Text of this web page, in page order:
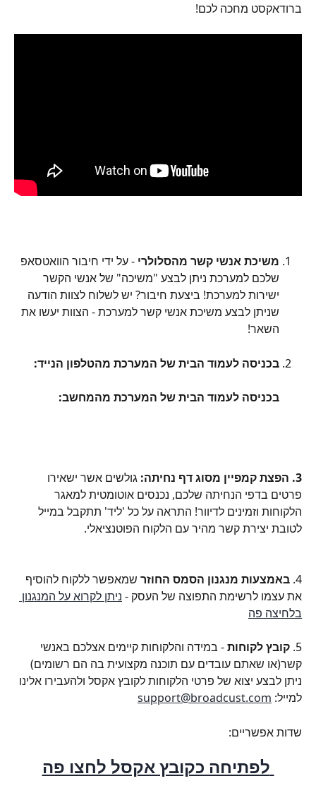
ברודאקסט מחכה לכם!
משיכת אנשי קשר מהסלולרי - על ידי חיבור הוואטסאפ
שלכם למערכת ניתן לבצע "משיכה" של אנשי הקשר
ישירות למערכת! ביצעת חיבור? יש לשלוח לצוות הודעה
שניתן לבצע משיכת אנשי קשר למערכת - הצוות יעשו את
השאר!
בכניסה לעמוד הבית של המערכת מהטלפון הנייד:
בכניסה לעמוד הבית של המערכת מהמחשב:
3. הפצת קמפיין מסוג דף נחיתה:
גולשים אשר ישאירו
פרטים בדפי הנחיתה שלכם, נכנסים אוטומטית למאגר
הלקוחות וזמינים לדיוור! התראה על כל 'ליד' תתקבל במייל
לטובת יצירת קשר מהיר עם הלקוח הפוטנציאלי.
4. באמצעות מנגנון הסמס החוזר שמאפשר ללקוח להוסיף
את עצמו לרשימת התפוצה של העסק - ניתן לקרוא על המנגנון
בלחיצה פה
5. קובץ לקוחות - במידה והלקוחות קיימים אצלכם באנשי
קשר(או שאתם עובדים עם תוכנה מקצועית בה הם רשומים)
ניתן לבצע יצוא של פרטי הלקוחות לקובץ אקסל ולהעבירו אלינו
למייל: support@broadcust.com
שדות אפשריים: